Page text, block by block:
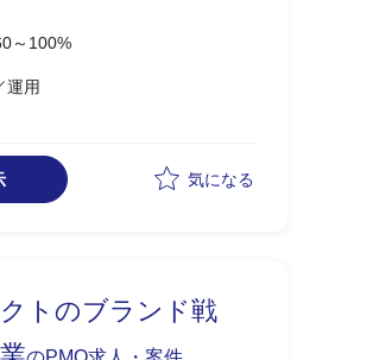
～100%
運用
チームへ
トNFT
ィレクター
気になる
トのブランド戦